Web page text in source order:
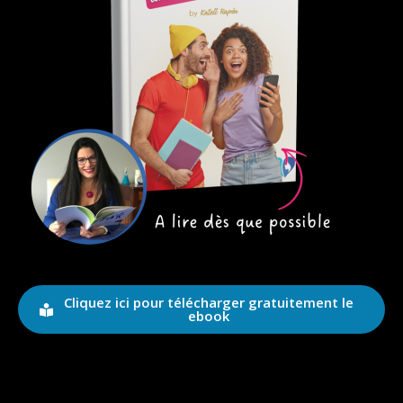
Cliquez ici pour télécharger gratuitement le
ebook